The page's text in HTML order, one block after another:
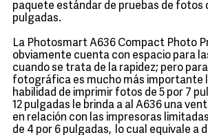
paquete estándar de pruebas de fotos
pulgadas.
La Photosmart A636 Compact Photo
obviamente cuenta con espacio para
cuando se trata de la rapidez; pero
fotográfica es mucho más importante
habilidad de imprimir fotos de 5 por 7
12 pulgadas le brinda a al A636 una
en relación con las impresoras
de 4 por 6 pulgadas, lo cual equivale a